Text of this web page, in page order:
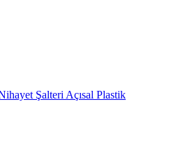
Şalteri Açısal Plastik